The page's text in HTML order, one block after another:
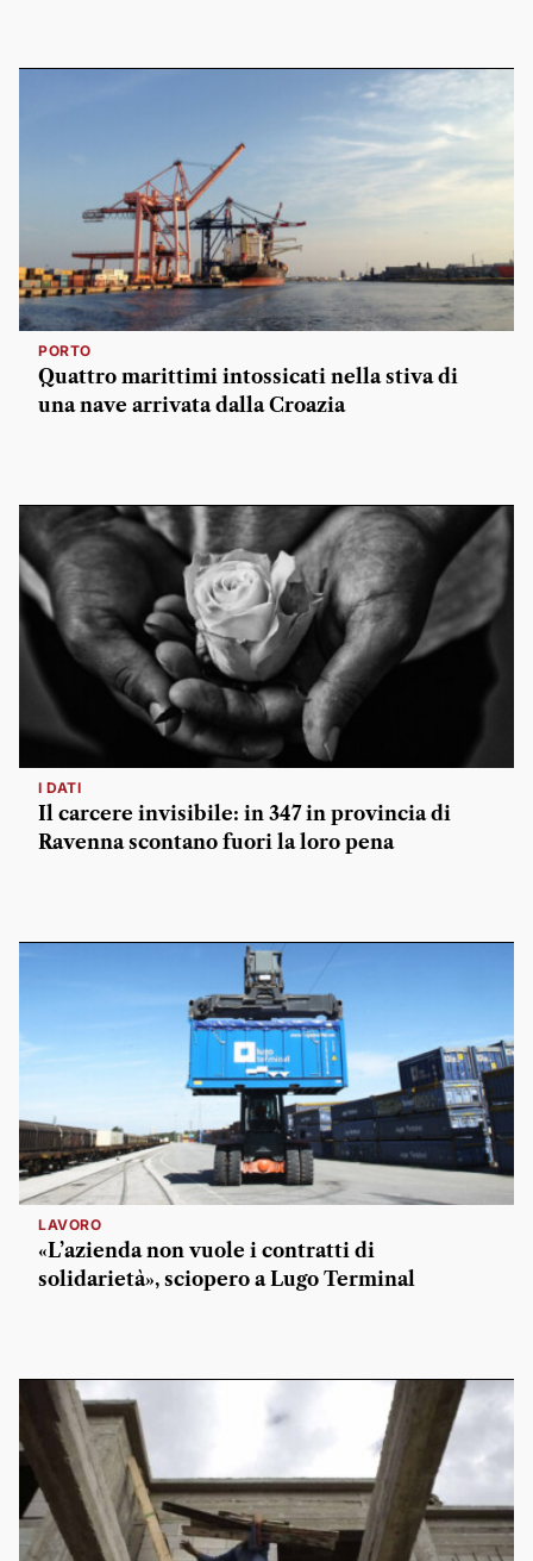
PORTO
Quattro marittimi intossicati nella stiva di
una nave arrivata dalla Croazia
I DATI
Il carcere invisibile: in 347 in provincia di
Ravenna scontano fuori la loro pena
LAVORO
«L’azienda non vuole i contratti di
solidarietà», sciopero a Lugo Terminal